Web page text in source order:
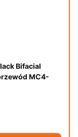
Bifacial
MC4-